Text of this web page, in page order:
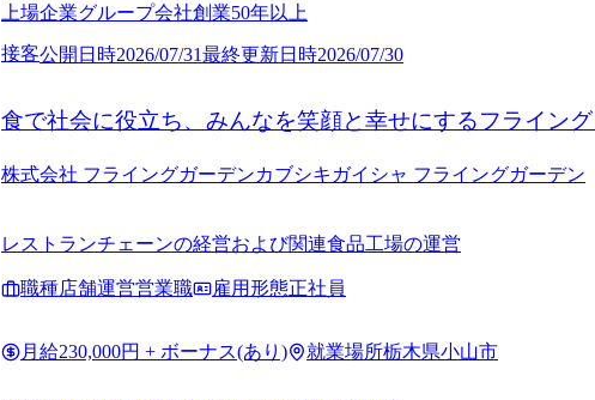
上場企業グループ会社創業50年以上
接客公開日時2026/07/31最終更新日時2026/07/30
食で社会に役立ち、みんなを笑顔と幸せにするフライン
株式会社 フライングガーデンカブシキガイシャ フライングガーデン
レストランチェーンの経営および関連食品工場の運営
職種店舗運営営業職 雇用形態正社員
月給230,000円 + ボーナス(あり) 就業場所栃木県小山市